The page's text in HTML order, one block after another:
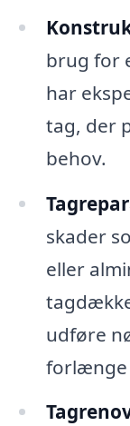
brug for
har
tag, der
behov.
skader
eller
udføre
forlænge